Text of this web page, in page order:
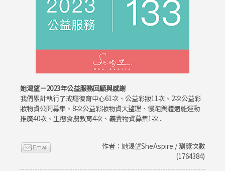
她渴望－2023年公益服務回顧與感謝
我們累計執行了戒癮復育中心61次、公益彩妝11次、2次公益彩
妝物資公開募集、8次公益彩妝物資大整理、慢跑與體適能運動
推廣40次、生態食農教育4次、義賣物資募集1次...
作者：她渴望SheAspire / 瀏覽次數
(1764384)